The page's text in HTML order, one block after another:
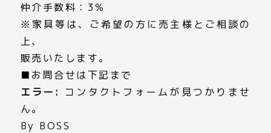
仲介手数料：3%
※家具等は、ご希望の方に売主様とご相談の
上、
販売いたします。
■お問合せは下記まで
エラー:
コンタクトフォームが見つかりませ
ん。
By BOSS